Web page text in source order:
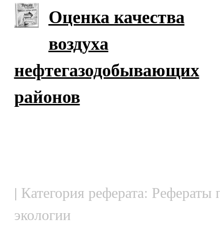
Оценка качества
воздуха
нефтегазодобывающих
районов
| Категория реферата: Рефераты
экологии